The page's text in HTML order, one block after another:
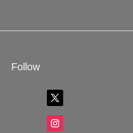
Follow